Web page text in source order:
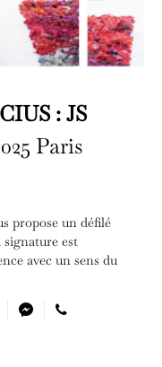
: JS
Paris
propose un défilé
est
avec un sens du